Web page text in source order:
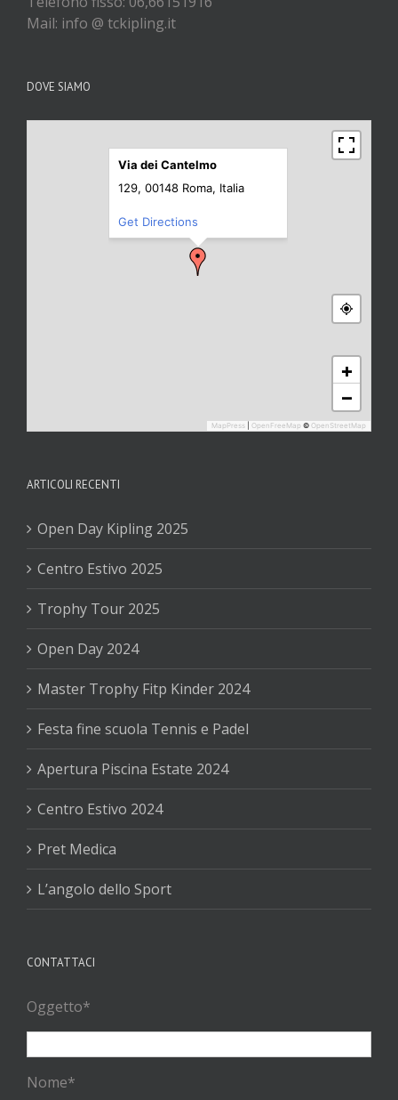
Mail: info @ tckipling.it
DOVE SIAMO
+
−
MapPress OpenFreeMap © OpenStreetMap
Via dei Cantelmo
129, 00148 Roma, Italia
Get Directions
ARTICOLI RECENTI
Open Day Kipling 2025
Centro Estivo 2025
Trophy Tour 2025
Open Day 2024
Master Trophy Fitp Kinder 2024
Festa fine scuola Tennis e Padel
Apertura Piscina Estate 2024
Centro Estivo 2024
Pret Medica
L’angolo dello Sport
CONTATTACI
Oggetto*
Nome*